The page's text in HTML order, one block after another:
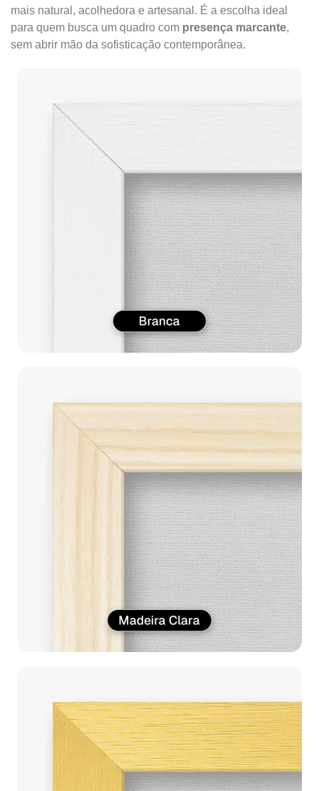
mais natural, acolhedora e artesanal. É a escolha ideal
para quem busca um quadro com presença marcante,
sem abrir mão da sofisticação contemporânea.